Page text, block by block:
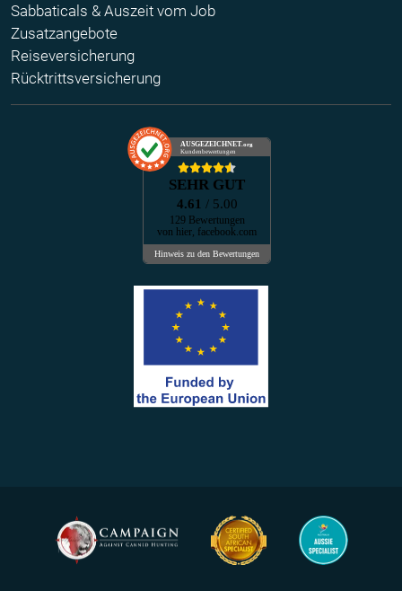
Sabbaticals & Auszeit vom Job
Zusatzangebote
Reiseversicherung
Rücktrittsversicherung
AUSGEZEICHNET .org
Kundenbewertungen
SEHR GUT
4.61 / 5.00
129 Bewertungen
von hier, facebook.com
Hinweis zu den Bewertungen